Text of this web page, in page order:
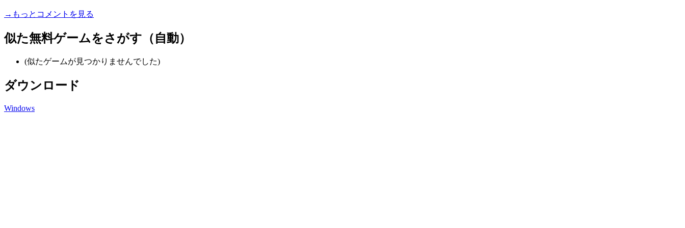
→もっとコメントを見る
似た無料ゲームをさがす（自動）
(似たゲームが見つかりませんでした)
ダウンロード
Windows